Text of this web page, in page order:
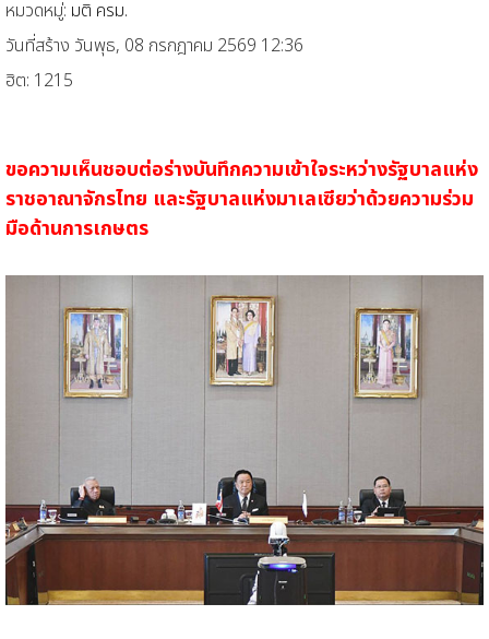
หมวดหมู่: มติ ครม.
วันที่สร้าง วันพุธ, 08 กรกฎาคม 2569 12:36
ฮิต: 1215
ขอความเห็นชอบต่อร่างบันทึกความเข้าใจระหว่างรัฐบาลแห่ง
ราชอาณาจักรไทย และรัฐบาลแห่งมาเลเซียว่าด้วยความร่วม
มือด้านการเกษตร